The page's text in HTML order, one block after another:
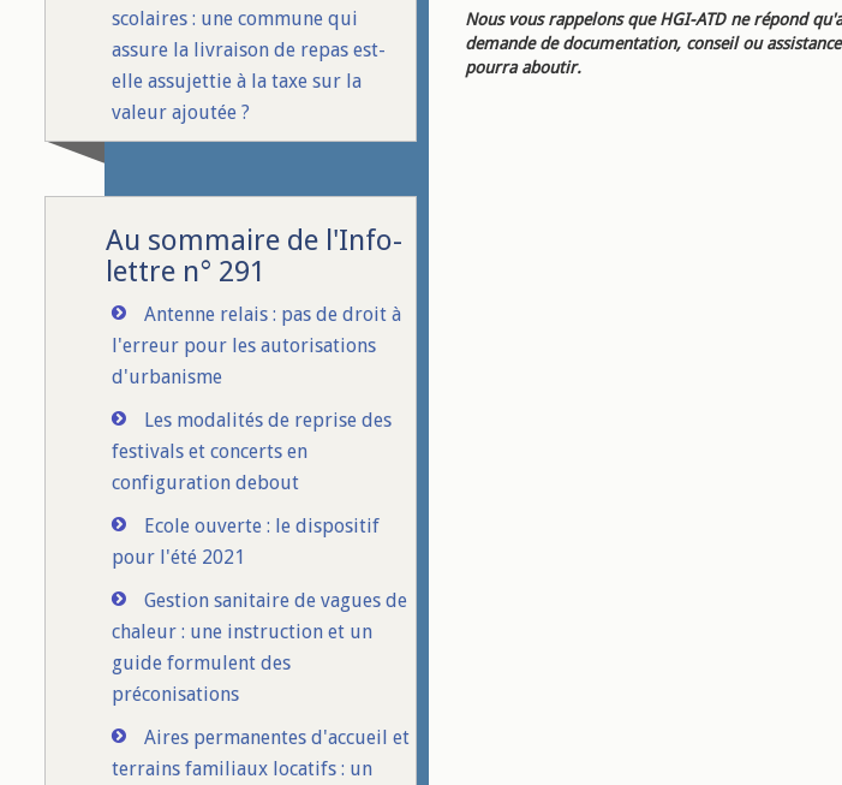
scolaires : une commune qui
assure la livraison de repas est-
elle assujettie à la taxe sur la
valeur ajoutée ?
Au sommaire de l'Info-
lettre n° 291
Antenne relais : pas de droit à
l'erreur pour les autorisations
d'urbanisme
Les modalités de reprise des
festivals et concerts en
configuration debout
Ecole ouverte : le dispositif
pour l'été 2021
Gestion sanitaire de vagues de
chaleur : une instruction et un
guide formulent des
préconisations
Aires permanentes d'accueil et
terrains familiaux locatifs : un
Nous vous rappelons que HGI-ATD ne répond
demande de documentation, conseil ou
pourra aboutir.